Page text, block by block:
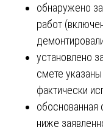
обнаружено
работ
установлено
смете
фактически
обоснованная
ниже